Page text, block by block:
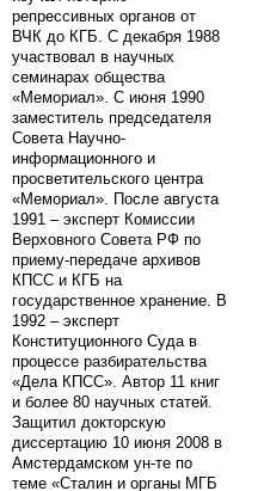
репрессивных органов от
ВЧК до КГБ. С декабря 1988
участвовал в научных
семинарах общества
«Мемориал». С июня 1990
заместитель председателя
Совета Научно-
информационного и
просветительского центра
«Мемориал». После августа
1991 – эксперт Комиссии
Верховного Совета РФ по
приему-передаче архивов
КПСС и КГБ на
государственное хранение. В
1992 – эксперт
Конституционного Суда в
процессе разбирательства
«Дела КПСС». Автор 11 книг
и более 80 научных статей.
Защитил докторскую
диссертацию 10 июня 2008 в
Амстердамском ун-те по
теме «Сталин и органы МГБ